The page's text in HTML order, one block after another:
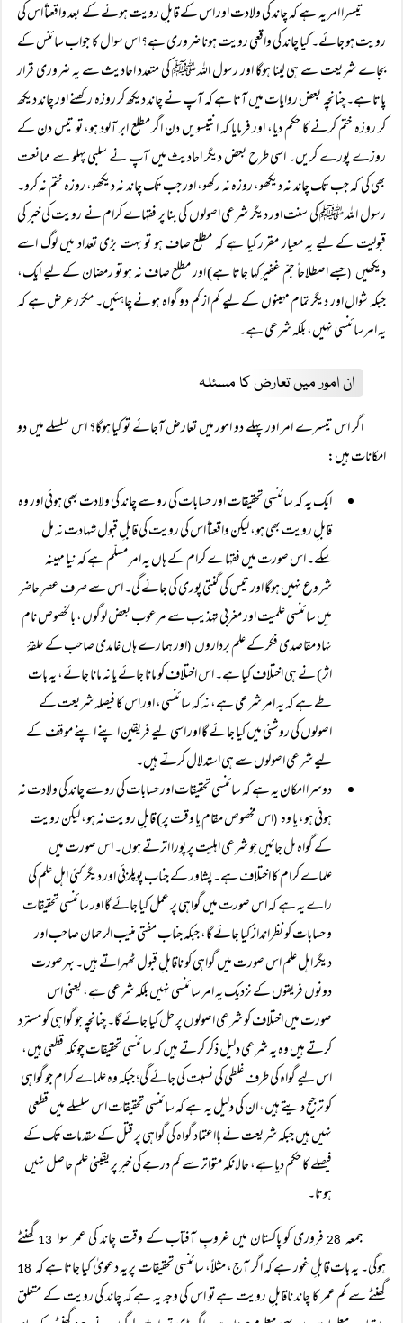
تیسرا امر یہ ہے کہ چاند کی ولادت اور اس کے قابلِ رویت ہونے کے بعد واقعتاً اس کی
رویت ہو جائے۔ کیا چاند کی واقعی رویت ہونا ضروری ہے؟ اس سوال کا جواب سائنس کے
بجاے شریعت سے ہی لینا ہوگا اور رسول اللہ ﷺ کی متعدد احادیث سے یہ ضروری قرار
پاتا ہے۔ چنانچہ بعض روایات میں آتا ہے کہ آپ نے چاند دیکھ کر روزہ رکھنے اور چاند دیکھ
کر روزہ ختم کرنے کا حکم دیا، اور فرمایا کہ انتیسویں دن اگر مطلع ابر آلود ہو، تو تیس دن کے
روزے پورے کریں۔ اسی طرح بعض دیگر احادیث میں آپ نے سلبی پہلو سے ممانعت
بھی کی کہ جب تک چاند نہ دیکھو، روزہ نہ رکھو، اور جب تک چاند نہ دیکھو، روزہ ختم نہ کرو۔
رسول اللہ ﷺ کی سنت اور دیگر شرعی اصولوں کی بنا پر فقہاے کرام نے رویت کی خبر کی
قبولیت کے لیے یہ معیار مقرر کیا ہے کہ مطلع صاف ہو تو بہت بڑی تعداد میں لوگ اسے
دیکھیں (جسے اصطلاحاً جمّ غفیر کہا جاتا ہے) اور مطلع صاف نہ ہو تو رمضان کے لیے ایک،
جبکہ شوال اور دیگر تمام مہینوں کے لیے کم از کم دو گواہ ہونے چاہئیں۔ مکرّر عرض ہے کہ
یہ امر سائنسی نہیں، بلکہ شرعی ہے۔
ان امور میں تعارض کا مسئلہ
اگر اس تیسرے امر اور پہلے دو امور میں تعارض آجائے تو کیا ہوگا؟ اس سلسلے میں دو
امکانات ہیں:
ایک یہ کہ سائنسی تحقیقات اور حسابات کی رو سے چاند کی ولادت بھی ہوئی اور وہ
قابلِ رویت بھی ہو، لیکن واقعتاً اس کی رویت کی قابلِ قبول شہادت نہ مل
سکے۔ اس صورت میں فقہاے کرام کے ہاں یہ امر مسلّم ہے کہ نیا مہینہ
شروع نہیں ہوگا اور تیس کی گنتی پوری کی جائے گی۔ اس سے صرف عصرِ حاضر
میں سائنسی علمیت اور مغربی تہذیب سے مرعوب بعض لوگوں، بالخصوص نام
نہاد مقاصدی فکر کے علم برداروں (اور ہمارے ہاں غامدی صاحب کے حلقۂ
اثر) نے ہی اختلاف کیا ہے۔ اس اختلاف کو مانا جائے یا نہ مانا جائے، یہ بات
طے ہے کہ یہ امر شرعی ہے، نہ کہ سائنسی، اور اس کا فیصلہ شریعت کے
اصولوں کی روشنی میں کیا جائے گا اور اسی لیے فریقین اپنے اپنے موقف کے
لیے شرعی اصولوں سے ہی استدلال کرتے ہیں۔
دوسرا امکان یہ ہے کہ سائنسی تحقیقات اور حسابات کی رو سے چاند کی ولادت نہ
ہوئی ہو، یا وہ (اس مخصوص مقام یا وقت پر) قابلِ رویت نہ ہو، لیکن رویت
کے گواہ مل جائیں جو شرعی اہلیت پر پورا اترتے ہوں۔ اس صورت میں
علماے کرام کا اختلاف ہے۔ پشاور کے جناب پوپلزئی اور دیگر کئی اہل علم کی
راے یہ ہے کہ اس صورت میں گواہی پر عمل کیا جائے گا اور سائنسی تحقیقات
و حسابات کو نظرانداز کیا جائے گا، جبکہ جناب مفتی منیب الرحمان صاحب اور
دیگر اہل علم اس صورت میں گواہی کو ناقابلِ قبول ٹھہراتے ہیں۔ بہرصورت
دونوں فریقوں کے نزدیک یہ امر سائنسی نہیں بلکہ شرعی ہے، یعنی اس
صورت میں اختلاف کو شرعی اصولوں پر حل کیا جائے گا۔ چنانچہ جو گواہی کو مسترد
کرتے ہیں وہ یہ شرعی دلیل ذکر کرتے ہیں کہ سائنسی تحقیقات چونکہ قطعی ہیں،
اس لیے گواہ کی طرف غلطی کی نسبت کی جائے گی؛ جبکہ وہ علماے کرام جو گواہی
کو ترجیح دیتے ہیں، ان کی دلیل یہ ہے کہ سائنسی تحقیقات اس سلسلے میں قطعی
نہیں ہیں جبکہ شریعت نے بااعتماد گواہ کی گواہی پر قتل کے مقدمات تک کے
فیصلے کا حکم دیا ہے، حالانکہ متواتر سے کم درجے کی خبر پر یقینی علم حاصل نہیں
ہوتا۔
جمعہ
فروری کو پاکستان میں غروبِ آفتاب کے وقت چاند کی عمر سوا
گھنٹے
ہوگی۔ یہ بات قابلِ غور ہے کہ اگر آج، مثلاً، سائنسی تحقیقات پر یہ دعویٰ کیا جاتا ہے کہ
گھنٹے سے کم عمر کا چاند ناقابلِ رویت ہے تو اس کی وجہ یہ ہے کہ چاند کی رویت کے متعلق